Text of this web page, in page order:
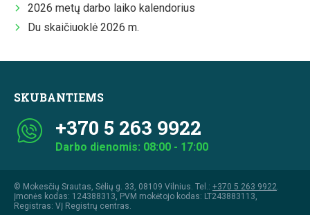
2026 metų darbo laiko kalendorius
Du skaičiuoklė 2026 m.
SKUBANTIEMS
+370 5 263 9922
Darbo dienomis: 08:00 - 17:00
© Mokesčių Srautas, Sėlių g. 33, 08109 Vilnius. Tel.: +370 5 263 9922
Įmonės kodas: 124388313, PVM mokėtojo kodas: LT243883113,
Registras: VĮ Registrų centras.